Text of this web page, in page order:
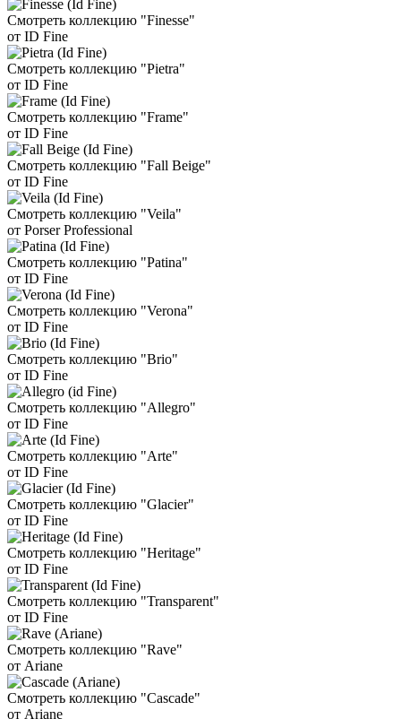
Смотреть коллекцию "Finesse"
от ID Fine
Смотреть коллекцию "Pietra"
от ID Fine
Смотреть коллекцию "Frame"
от ID Fine
Смотреть коллекцию "Fall Beige"
от ID Fine
Смотреть коллекцию "Veila"
от Porser Professional
Смотреть коллекцию "Patina"
от ID Fine
Смотреть коллекцию "Verona"
от ID Fine
Смотреть коллекцию "Brio"
от ID Fine
Смотреть коллекцию "Allegro"
от ID Fine
Смотреть коллекцию "Arte"
от ID Fine
Смотреть коллекцию "Glacier"
от ID Fine
Смотреть коллекцию "Heritage"
от ID Fine
Смотреть коллекцию "Transparent"
от ID Fine
Смотреть коллекцию "Rave"
от Ariane
Смотреть коллекцию "Cascade"
от Ariane